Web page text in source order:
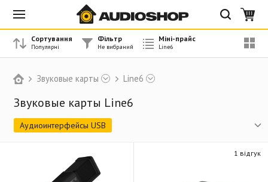
Звуковые карты Line6
Звуковые карты Line6
Аудиоинтерфейсы USB
1 відгук
Сортування Фільтр Міні-прайс